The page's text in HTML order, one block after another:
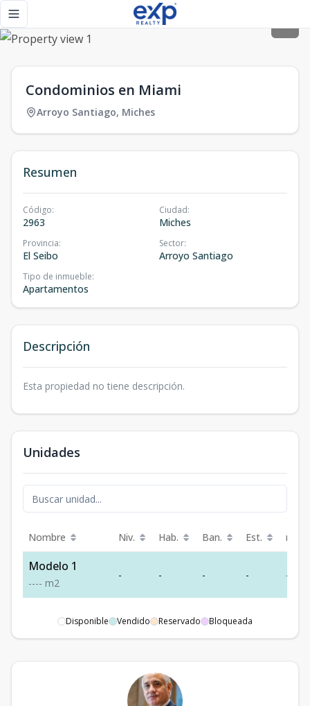
Toggle navigation menu
Condominios en Miami
Arroyo Santiago, Miches
Resumen
Código:
2963
Ciudad:
Miches
Provincia:
El Seibo
Sector:
Arroyo Santiago
Tipo de inmueble:
Apartamentos
Descripción
Esta propiedad no tiene descripción.
Unidades
Nombre Niv. Hab. Ban. Est. m²
Modelo 1
---- m2
- - - - -
Disponible Vendido Reservado Bloqueada
Condominios en Miami - eXp Realty República Dominicana